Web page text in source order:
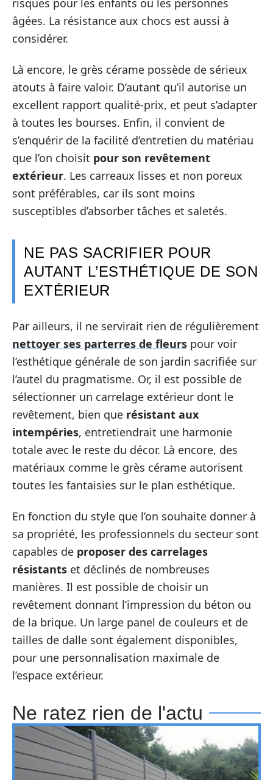
risques pour les enfants ou les personnes
âgées. La résistance aux chocs est aussi à
considérer.
Là encore, le grès cérame possède de sérieux
atouts à faire valoir. D’autant qu’il autorise un
excellent rapport qualité-prix, et peut s’adapter
à toutes les bourses. Enfin, il convient de
s’enquérir de la facilité d’entretien du matériau
que l’on choisit pour son revêtement
extérieur. Les carreaux lisses et non poreux
sont préférables, car ils sont moins
susceptibles d’absorber tâches et saletés.
NE PAS SACRIFIER POUR
AUTANT L’ESTHÉTIQUE DE SON
EXTÉRIEUR
Par ailleurs, il ne servirait rien de régulièrement
nettoyer ses parterres de fleurs pour voir
l’esthétique générale de son jardin sacrifiée sur
l’autel du pragmatisme. Or, il est possible de
sélectionner un carrelage extérieur dont le
revêtement, bien que résistant aux
intempéries, entretiendrait une harmonie
totale avec le reste du décor. Là encore, des
matériaux comme le grès cérame autorisent
toutes les fantaisies sur le plan esthétique.
En fonction du style que l’on souhaite donner à
sa propriété, les professionnels du secteur sont
capables de proposer des carrelages
résistants et déclinés de nombreuses
manières. Il est possible de choisir un
revêtement donnant l’impression du béton ou
de la brique. Un large panel de couleurs et de
tailles de dalle sont également disponibles,
pour une personnalisation maximale de
l’espace extérieur.
Ne ratez rien de l'actu